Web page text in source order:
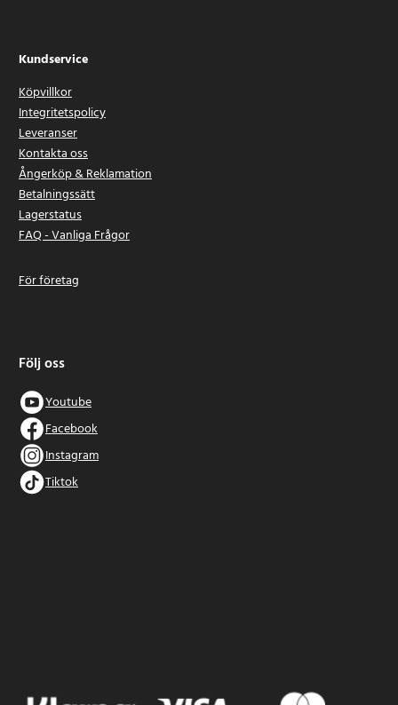
Kundservice
Köpvillkor
Integritetspolicy
Leveranser
Kontakta oss
Ångerköp & Reklamation
Betalningssätt
Lagerstatus
FAQ - Vanliga Frågor
För företag
Följ oss
Youtube
Facebook
Instagram
Tiktok